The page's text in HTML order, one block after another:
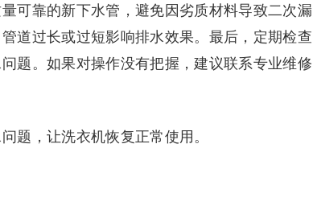
可靠的新下水管，避免因劣质材料导致二次漏
道过长或过短影响排水效果。最后，定期检查
题。如果对操作没有把握，建议联系专业维修
题，让洗衣机恢复正常使用。